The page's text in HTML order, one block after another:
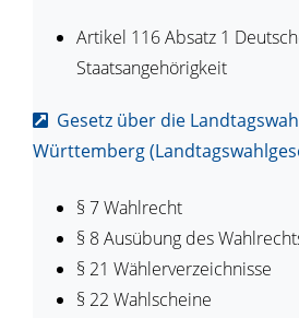
Artikel 116 Absatz 1
Staatsangehörigkeit
Gesetz über die
Württemberg
§ 7 Wahlrecht
§ 8Ausübung des
§ 21 Wählerverzeichnisse
§ 22 Wahlscheine